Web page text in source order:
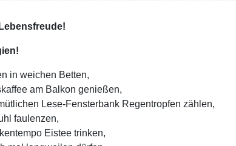
in weichen Betten,
am Balkon genießen,
Lese-Fensterbank Regentropfen zählen,
faulenzen,
Eistee trinken,